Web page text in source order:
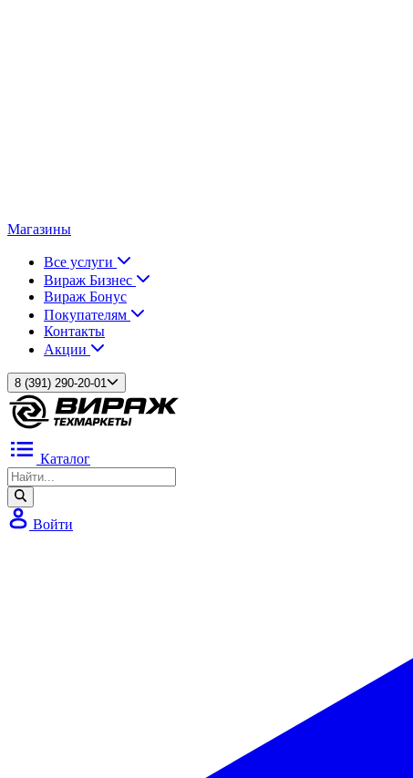
Магазины
Все услуги
Вираж Бизнес
Вираж Бонус
Покупателям
Контакты
Акции
8 (391) 290-20-01
Каталог
Войти